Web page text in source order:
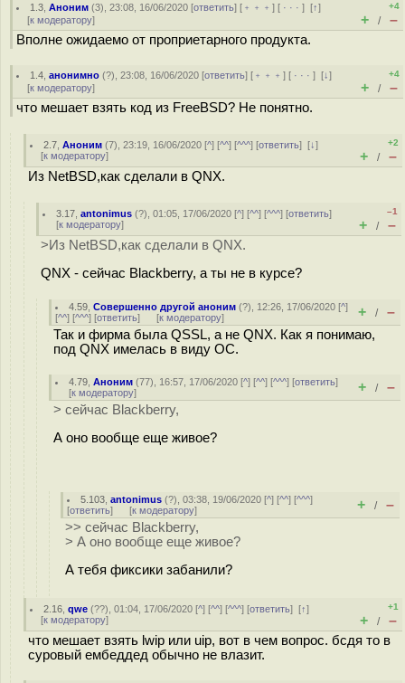
1.3 ,Аноним (3), 23:08, 16/06/2020 [ответить] [ ﹢﹢﹢] [ · · ·][↑]
[к модератору]
+4
+ / –
Вполне ожидаемо от проприетарного продукта.
1.4 ,анонимно (?), 23:08, 16/06/2020 [ответить] [ ﹢﹢﹢] [ · · ·][↓]
[к модератору]
+4
+ / –
что мешает взять код из FreeBSD? Не понятно.
2.7 ,Аноним (7), 23:19, 16/06/2020 [^] [^^] [^^^] [ответить][↓]
[к модератору]
+2
+ / –
Из NetBSD,как сделали в QNX.
3.17 ,antonimus (?), 01:05, 17/06/2020 [^] [^^] [^^^] [ответить]
[к модератору]
–1
+ / –
>Из NetBSD,как сделали в QNX.
QNX - сейчас Blackberry, а ты не в курсе?
4.59 ,Совершенно другой аноним (?), 12:26, 17/06/2020 [^]
[^^] [^^^] [ответить] [к модератору] + / –
Так и фирма была QSSL, а не QNX. Как я понимаю,
под QNX имелась в виду ОС.
4.79 ,Аноним (77), 16:57, 17/06/2020 [^] [^^] [^^^] [ответить]
[к модератору] + / –
> сейчас Blackberry,
А оно вообще еще живое?
5.103 ,antonimus (?), 03:38, 19/06/2020 [^] [^^] [^^^]
[ответить] [к модератору] + / –
>> сейчас Blackberry,
> А оно вообще еще живое?
А тебя фиксики забанили?
2.16 ,qwe (??), 01:04, 17/06/2020 [^] [^^] [^^^] [ответить][↑]
[к модератору]
+1
+ / –
что мешает взять lwip или uip, вот в чем вопрос. бсдя то в
суровый ембеддед обычно не влазит.